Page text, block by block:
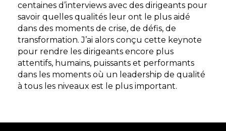
centaines d’interviews avec des dirigeants pour
savoir quelles qualités leur ont le plus aidé
dans des moments de crise, de défis, de
transformation. J’ai alors conçu cette keynote
pour rendre les dirigeants encore plus
attentifs, humains, puissants et performants
dans les moments où un leadership de qualité
à tous les niveaux est le plus important.